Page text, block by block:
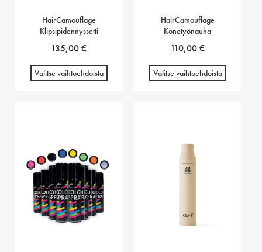
HairCamouflage
Klipsipidennyssetti
135,00€
Valitse vaihtoehdoista
HairCamouflage
Konetyönauha
110,00€
Valitse vaihtoehdoista